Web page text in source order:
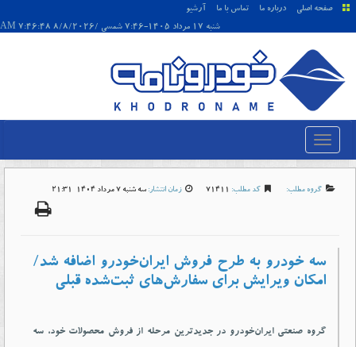
صفحه اصلی درباره ما تماس با ما
آرشیو
شنبه 17 مرداد 1405-7:46 شمسی /8/8/2026 7:46:48 AM
گروه مطلب: کد مطلب: 71411 زمان انتشار: سه شنبه 7 مرداد 1404-21:31
سه خودرو به طرح فروش ایران‌خودرو اضافه شد/
امکان ویرایش برای سفارش‌های ثبت‌شده قبلی
گروه صنعتی ایران‌خودرو در جدیدترین مرحله از فروش محصولات خود، سه